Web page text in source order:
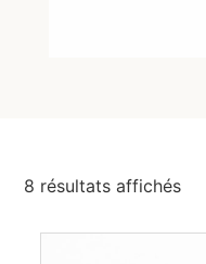
8 résultats affichés